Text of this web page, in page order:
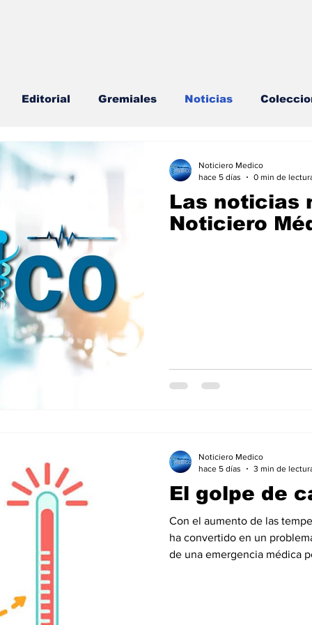
Editorial Gremiales Noticias
Mental
Actualidad especial
especial
Salud Mental especial
la diabetes
Las noticias
Noticiero
Noticiero Medico
hace 5 días
0 min de
El golpe de
Con el aumento de las
ha convertido en un
de una emergencia médica
Noticiero Medico
hace 5 días
3 min de